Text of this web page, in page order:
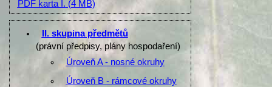
PDF karta I. (4 MB)
II. skupina předmětů
(právní předpisy, plány hospodaření)
Úroveň A - nosné okruhy
Úroveň B - rámcové okruhy